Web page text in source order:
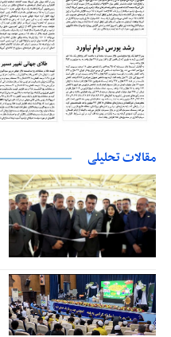
مقالات تحلیلی